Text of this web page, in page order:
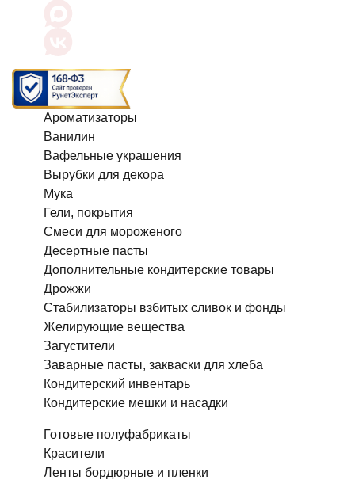
Ароматизаторы
Ванилин
Вафельные украшения
Вырубки для декора
Мука
Гели, покрытия
Смеси для мороженого
Десертные пасты
Дополнительные кондитерские товары
Дрожжи
Стабилизаторы взбитых сливок и фонды
Желирующие вещества
Загустители
Заварные пасты, закваски для хлеба
Кондитерский инвентарь
Кондитерские мешки и насадки
Готовые полуфабрикаты
Красители
Ленты бордюрные и пленки